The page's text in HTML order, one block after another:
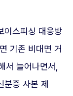
이스피싱 대응방
기존 비대면 거
서 늘어나면서,
증 사본 제